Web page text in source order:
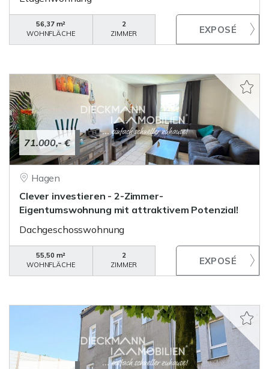
56,37 m²
WOHNFLÄCHE
2
ZIMMER
71.000,- €
Hagen
Clever investieren - 2-Zimmer-
Eigentumswohnung mit attraktivem Potenzial!
Dachgeschosswohnung
55,50 m²
WOHNFLÄCHE
2
ZIMMER